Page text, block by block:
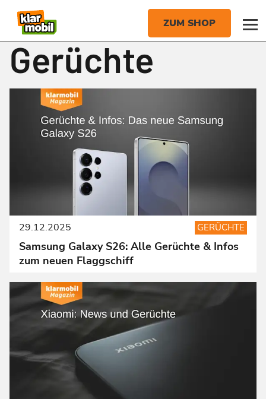
Gerüchte
Samsung Galaxy S26: Alle Gerüchte & Infos
zum neuen Flaggschiff
GERÜCHTE
29.12.2025